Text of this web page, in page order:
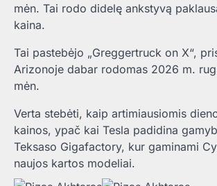
mėn. Tai rodo didelę ankstyvą
kaina.
Tai pastebėjo „Greggertruck on X“,
Arizonoje dabar rodomas 2026 m.
mėn.
Verta stebėti, kaip artimiausiomis
kainos, ypač kai Tesla padidina
Teksaso Gigafactory, kur gaminami
naujos kartos modeliai.